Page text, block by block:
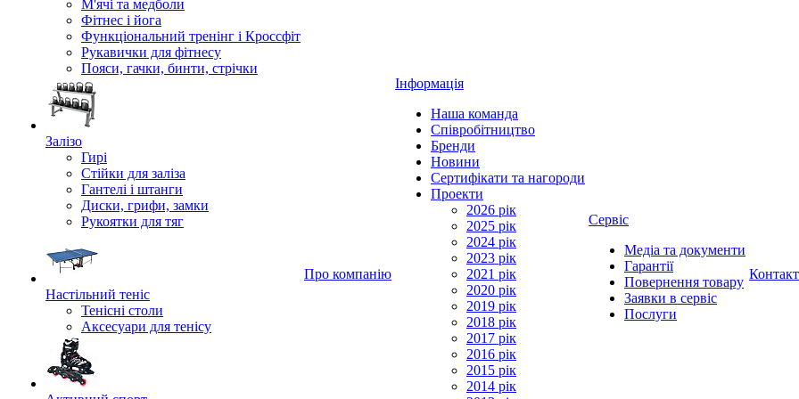
М'ячі та медболи
Фітнес і йога
Функціональний тренінг і Кроссфіт
Рукавички для фітнесу
Пояси, гачки, бинти, стрічки
Залізо
Гирі
Стійки для заліза
Гантелі і штанги
Диски, грифи, замки
Рукоятки для тяг
Настільний теніс
Тенісні столи
Аксесуари для тенісу
Про компанію
Інформація
Наша команда
Співробітництво
Бренди
Новини
Сертифікати та нагороди
Проекти
2026 рік
2025 рік
2024 рік
2023 рік
2021 рік
2020 рік
2019 рік
2018 рік
2017 рік
2016 рік
2015 рік
2014 рік
Сервіс
Медіа та документи
Гарантії
Повернення товару
Заявки в сервіс
Послуги